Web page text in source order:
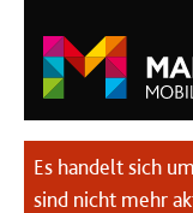
Es handelt sich
sind nicht mehr